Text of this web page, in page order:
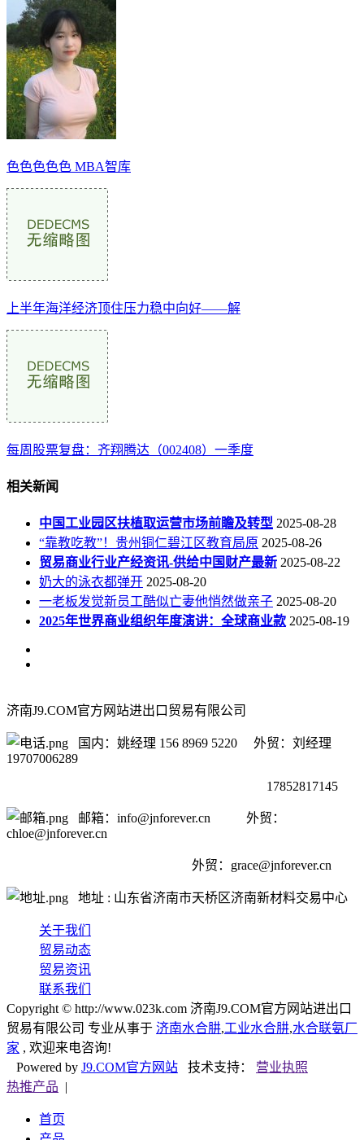
色色色色色 MBA智库
上半年海洋经济顶住压力稳中向好——解
每周股票复盘：齐翔腾达（002408）一季度
相关新闻
中国工业园区扶植取运营市场前瞻及转型 2025-08-28
“靠教吃教”！贵州铜仁碧江区教育局原 2025-08-26
贸易商业行业产经资讯-供给中国财产最新 2025-08-22
奶大的泳衣都弹开 2025-08-20
一老板发觉新员工酷似亡妻他悄然做亲子 2025-08-20
2025年世界商业组织年度演讲：全球商业款 2025-08-19
济南J9.COM官方网站进出口贸易有限公司
国内：姚经理 156 8969 5220 外贸：刘经理
19707006289
17852817145
邮箱：info@jnforever.cn 外贸：
chloe@jnforever.cn
外贸： grace@jnforever.cn
地址 : 山东省济南市天桥区济南新材料交易中心
关于我们
贸易动态
贸易资讯
联系我们
Copyright © http://www.023k.com 济南J9.COM官方网站进出口
贸易有限公司 专业从事于 济南水合肼,工业水合肼,水合联氨厂
家 , 欢迎来电咨询!
Powered by J9.COM官方网站 技术支持： 营业执照
热推产品 |
首页